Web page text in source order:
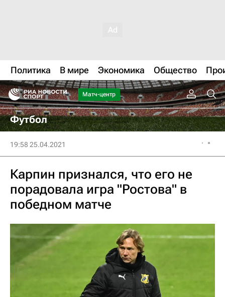
Политика В мире Экономика Общество
Матч-центр
Футбол
19:58 25.04.2021
Карпин признался, что его не
порадовала игра "Ростова" в
победном матче